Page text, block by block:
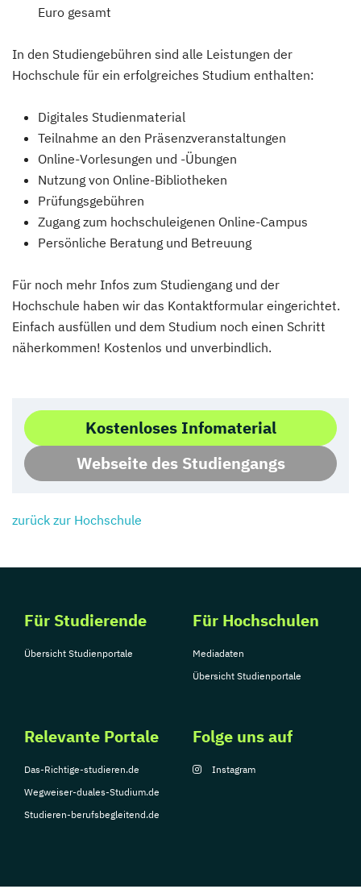
Euro gesamt
In den Studiengebühren sind alle Leistungen der
Hochschule für ein erfolgreiches Studium enthalten:
Digitales Studienmaterial
Teilnahme an den Präsenzveranstaltungen
Online-Vorlesungen und -Übungen
Nutzung von Online-Bibliotheken
Prüfungsgebühren
Zugang zum hochschuleigenen Online-Campus
Persönliche Beratung und Betreuung
Für noch mehr Infos zum Studiengang und der
Hochschule haben wir das Kontaktformular eingerichtet.
Einfach ausfüllen und dem Studium noch einen Schritt
näherkommen! Kostenlos und unverbindlich.
Kostenloses Infomaterial
Webseite des Studiengangs
zurück zur Hochschule
Für Studierende
Übersicht Studienportale
Für Hochschulen
Mediadaten
Übersicht Studienportale
Relevante Portale
Das-Richtige-studieren.de
Wegweiser-duales-Studium.de
Studieren-berufsbegleitend.de
Folge uns auf
Instagram